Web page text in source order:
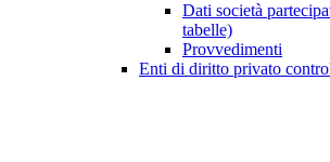
Dati società
tabelle)
Provvedimenti
Enti di diritto privato